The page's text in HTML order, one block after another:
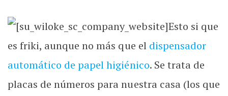
[su_wiloke_sc_company_website]Esto si que
es friki, aunque no más que el dispensador
automático de papel higiénico. Se trata de
placas de números para nuestra casa (los que